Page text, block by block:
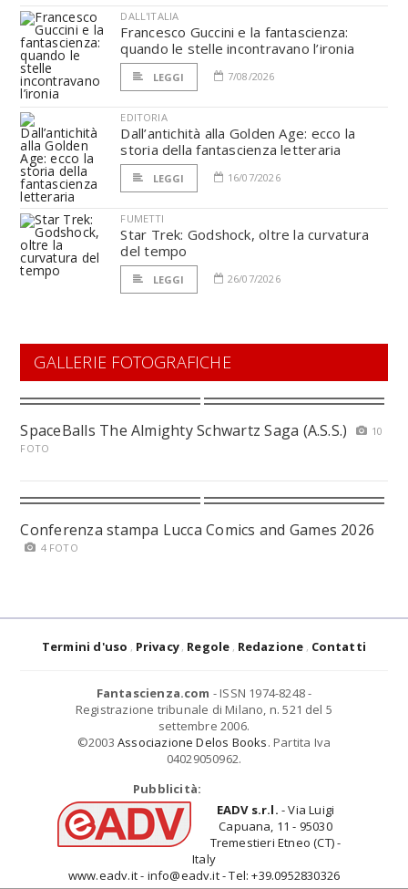
DALL'ITALIA
Francesco Guccini e la fantascienza:
quando le stelle incontravano l’ironia
LEGGI 7/08/2026
EDITORIA
Dall’antichità alla Golden Age: ecco la
storia della fantascienza letteraria
LEGGI 16/07/2026
FUMETTI
Star Trek: Godshock, oltre la curvatura
del tempo
LEGGI 26/07/2026
GALLERIE FOTOGRAFICHE
SpaceBalls The Almighty Schwartz Saga (A.S.S.)
10
FOTO
Conferenza stampa Lucca Comics and Games 2026
4 FOTO
Termini d'uso Privacy Regole Redazione Contatti
Fantascienza.com - ISSN 1974-8248 -
Registrazione tribunale di Milano, n. 521 del 5
settembre 2006.
©2003 Associazione Delos Books. Partita Iva
04029050962.
Pubblicità:
EADV s.r.l. - Via Luigi
Capuana, 11 - 95030
Tremestieri Etneo (CT) -
Italy
www.eadv.it - info@eadv.it - Tel: +39.0952830326